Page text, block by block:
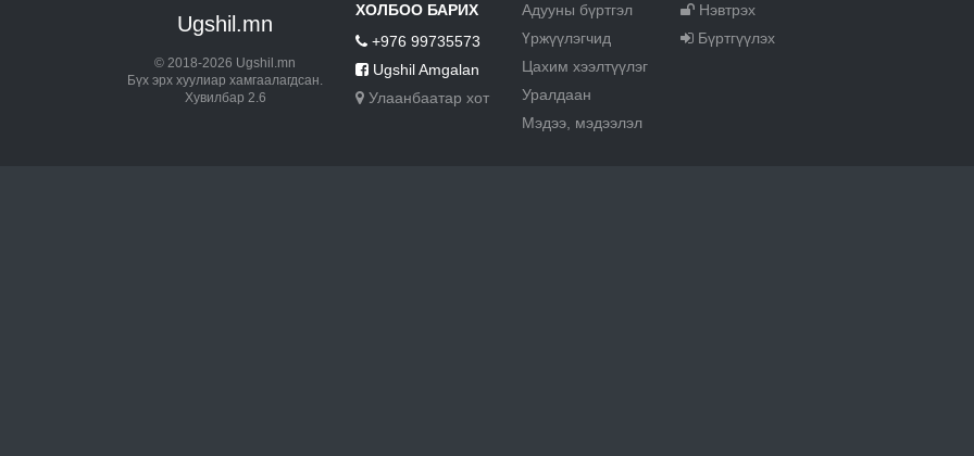
Ugshil.mn
© 2018-2026 Ugshil.mn
Бүх эрх хуулиар хамгаалагдсан.
Хувилбар 2.6
ХОЛБОО БАРИХ
+976 99735573
Ugshil Amgalan
Улаанбаатар хот
Адууны бүртгэл
Үржүүлэгчид
Цахим хээлтүүлэг
Уралдаан
Мэдээ, мэдээлэл
Нэвтрэх
Бүртгүүлэх